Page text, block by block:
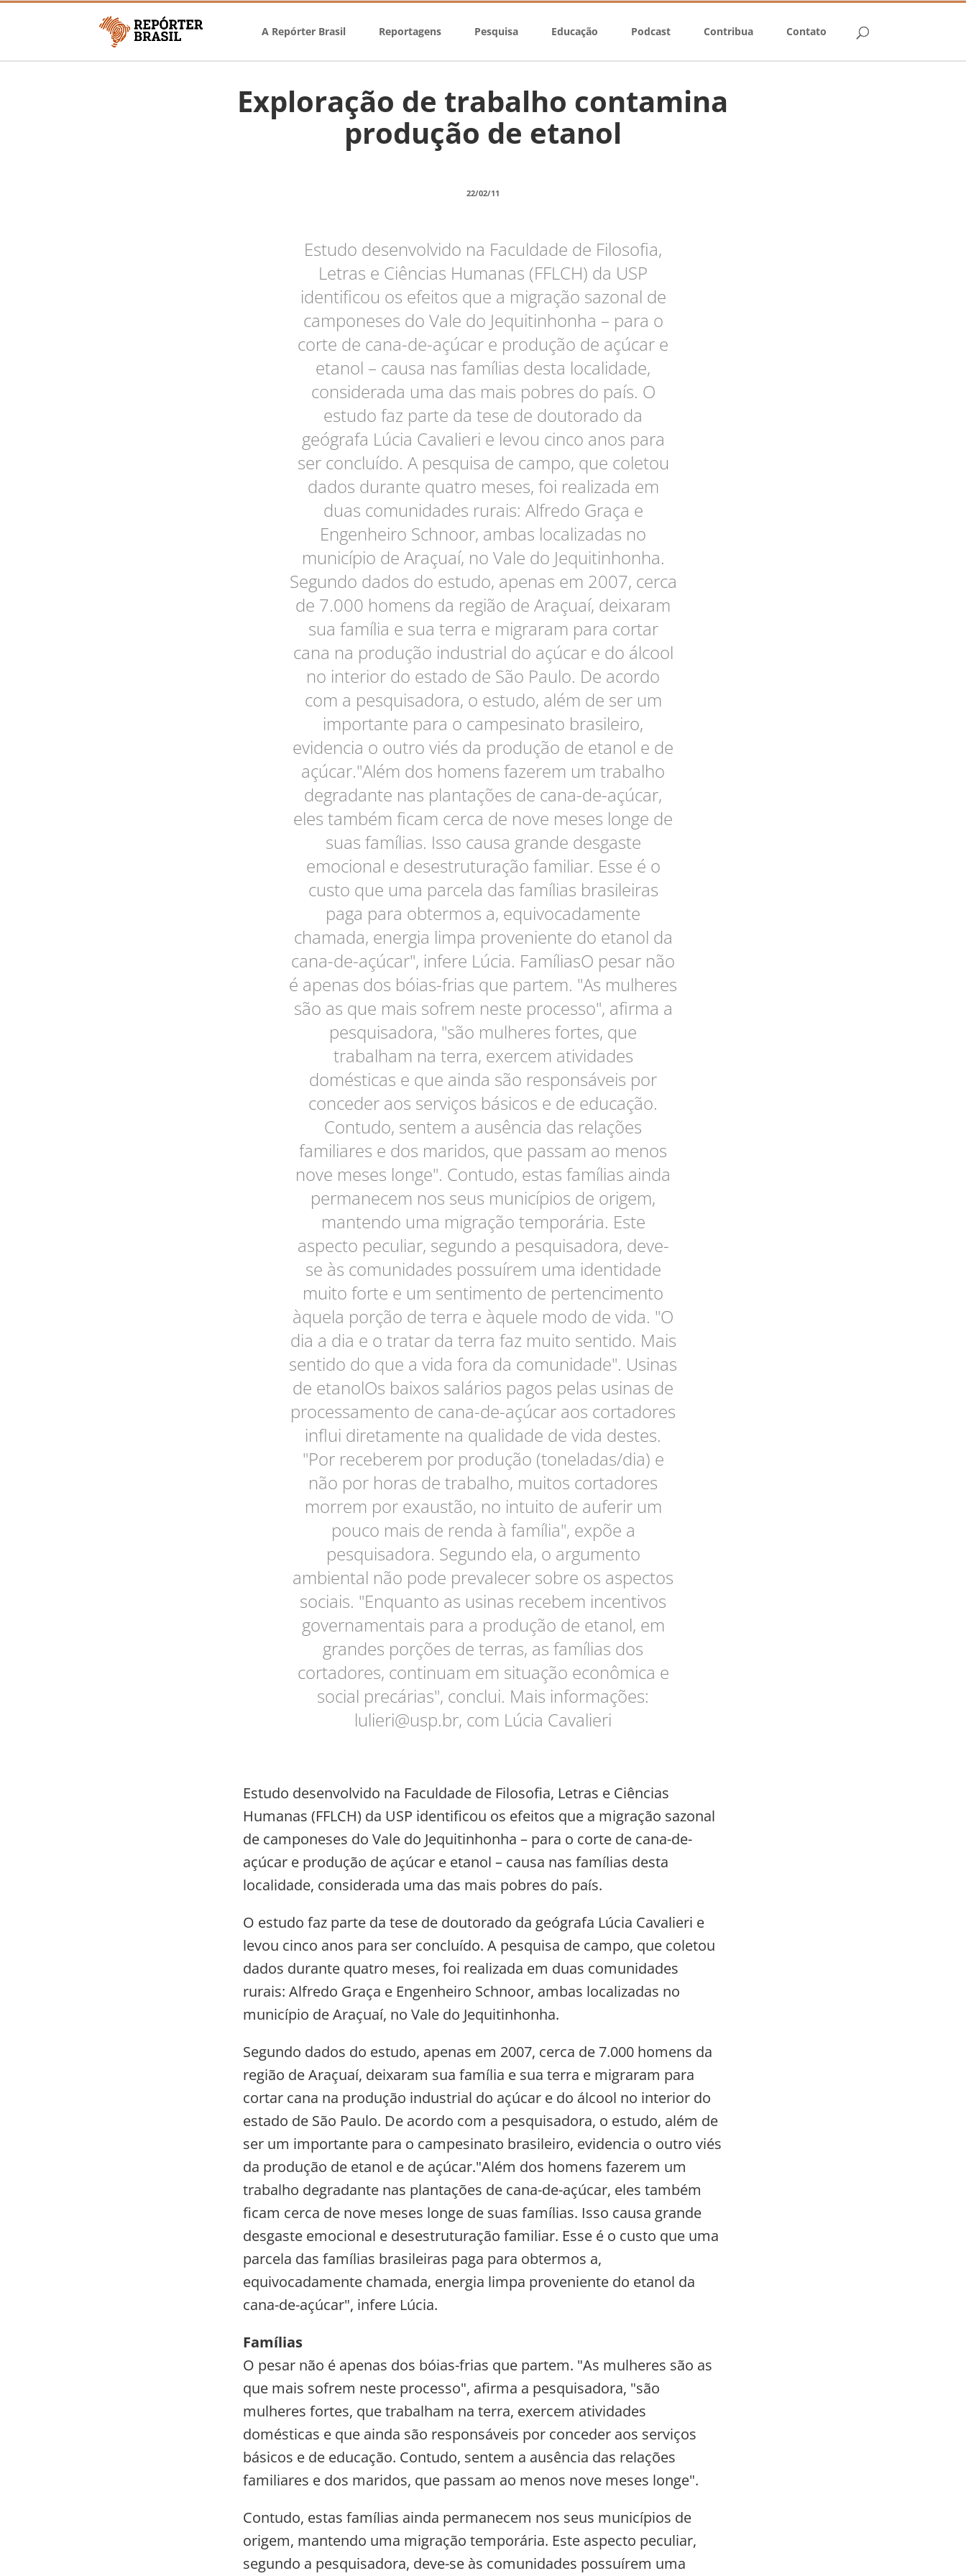
A Repórter Brasil Reportagens Pesquisa Educação Podcast Contribua Contato
Exploração de trabalho contamina
produção de etanol
22/02/11
Estudo desenvolvido na Faculdade de Filosofia,
Letras e Ciências Humanas (FFLCH) da USP
identificou os efeitos que a migração sazonal de
camponeses do Vale do Jequitinhonha – para o
corte de cana-de-açúcar e produção de açúcar e
etanol – causa nas famílias desta localidade,
considerada uma das mais pobres do país. O
estudo faz parte da tese de doutorado da
geógrafa Lúcia Cavalieri e levou cinco anos para
ser concluído. A pesquisa de campo, que coletou
dados durante quatro meses, foi realizada em
duas comunidades rurais: Alfredo Graça e
Engenheiro Schnoor, ambas localizadas no
município de Araçuaí, no Vale do Jequitinhonha.
Segundo dados do estudo, apenas em 2007, cerca
de 7.000 homens da região de Araçuaí, deixaram
sua família e sua terra e migraram para cortar
cana na produção industrial do açúcar e do álcool
no interior do estado de São Paulo. De acordo
com a pesquisadora, o estudo, além de ser um
importante para o campesinato brasileiro,
evidencia o outro viés da produção de etanol e de
açúcar."Além dos homens fazerem um trabalho
degradante nas plantações de cana-de-açúcar,
eles também ficam cerca de nove meses longe de
suas famílias. Isso causa grande desgaste
emocional e desestruturação familiar. Esse é o
custo que uma parcela das famílias brasileiras
paga para obtermos a, equivocadamente
chamada, energia limpa proveniente do etanol da
cana-de-açúcar", infere Lúcia. FamíliasO pesar não
é apenas dos bóias-frias que partem. "As mulheres
são as que mais sofrem neste processo", afirma a
pesquisadora, "são mulheres fortes, que
trabalham na terra, exercem atividades
domésticas e que ainda são responsáveis por
conceder aos serviços básicos e de educação.
Contudo, sentem a ausência das relações
familiares e dos maridos, que passam ao menos
nove meses longe". Contudo, estas famílias ainda
permanecem nos seus municípios de origem,
mantendo uma migração temporária. Este
aspecto peculiar, segundo a pesquisadora, deve-
se às comunidades possuírem uma identidade
muito forte e um sentimento de pertencimento
àquela porção de terra e àquele modo de vida. "O
dia a dia e o tratar da terra faz muito sentido. Mais
sentido do que a vida fora da comunidade". Usinas
de etanolOs baixos salários pagos pelas usinas de
processamento de cana-de-açúcar aos cortadores
influi diretamente na qualidade de vida destes.
"Por receberem por produção (toneladas/dia) e
não por horas de trabalho, muitos cortadores
morrem por exaustão, no intuito de auferir um
pouco mais de renda à família", expõe a
pesquisadora. Segundo ela, o argumento
ambiental não pode prevalecer sobre os aspectos
sociais. "Enquanto as usinas recebem incentivos
governamentais para a produção de etanol, em
grandes porções de terras, as famílias dos
cortadores, continuam em situação econômica e
social precárias", conclui. Mais informações:
lulieri@usp.br, com Lúcia Cavalieri
Estudo desenvolvido na Faculdade de Filosofia, Letras e Ciências
Humanas (FFLCH) da USP identificou os efeitos que a migração sazonal
de camponeses do Vale do Jequitinhonha – para o corte de cana-de-
açúcar e produção de açúcar e etanol – causa nas famílias desta
localidade, considerada uma das mais pobres do país.
O estudo faz parte da tese de doutorado da geógrafa Lúcia Cavalieri e
levou cinco anos para ser concluído. A pesquisa de campo, que coletou
dados durante quatro meses, foi realizada em duas comunidades
rurais: Alfredo Graça e Engenheiro Schnoor, ambas localizadas no
município de Araçuaí, no Vale do Jequitinhonha.
Segundo dados do estudo, apenas em 2007, cerca de 7.000 homens da
região de Araçuaí, deixaram sua família e sua terra e migraram para
cortar cana na produção industrial do açúcar e do álcool no interior do
estado de São Paulo. De acordo com a pesquisadora, o estudo, além de
ser um importante para o campesinato brasileiro, evidencia o outro viés
da produção de etanol e de açúcar."Além dos homens fazerem um
trabalho degradante nas plantações de cana-de-açúcar, eles também
ficam cerca de nove meses longe de suas famílias. Isso causa grande
desgaste emocional e desestruturação familiar. Esse é o custo que uma
parcela das famílias brasileiras paga para obtermos a,
equivocadamente chamada, energia limpa proveniente do etanol da
cana-de-açúcar", infere Lúcia.
Famílias
O pesar não é apenas dos bóias-frias que partem. "As mulheres são as
que mais sofrem neste processo", afirma a pesquisadora, "são
mulheres fortes, que trabalham na terra, exercem atividades
domésticas e que ainda são responsáveis por conceder aos serviços
básicos e de educação. Contudo, sentem a ausência das relações
familiares e dos maridos, que passam ao menos nove meses longe".
Contudo, estas famílias ainda permanecem nos seus municípios de
origem, mantendo uma migração temporária. Este aspecto peculiar,
segundo a pesquisadora, deve-se às comunidades possuírem uma